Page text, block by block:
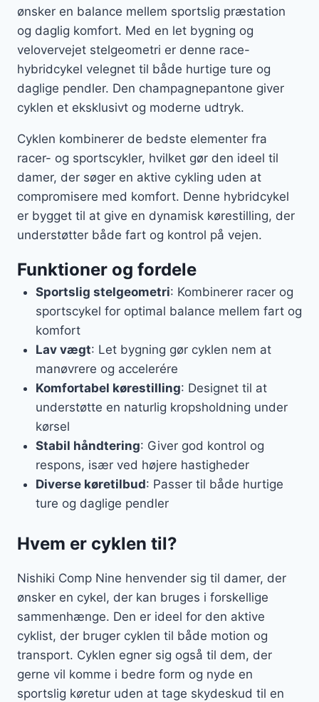
ønsker en balance mellem sportslig præstation
og daglig komfort. Med en let bygning og
velovervejet stelgeometri er denne race-
hybridcykel velegnet til både hurtige ture og
daglige pendler. Den champagnepantone giver
cyklen et eksklusivt og moderne udtryk.
Cyklen kombinerer de bedste elementer fra
racer- og sportscykler, hvilket gør den ideel til
damer, der søger en aktive cykling uden at
compromisere med komfort. Denne hybridcykel
er bygget til at give en dynamisk kørestilling, der
understøtter både fart og kontrol på vejen.
Funktioner og fordele
Sportslig stelgeometri: Kombinerer racer og
sportscykel for optimal balance mellem fart og
komfort
Lav vægt: Let bygning gør cyklen nem at
manøvrere og accelerére
Komfortabel kørestilling: Designet til at
understøtte en naturlig kropsholdning under
kørsel
Stabil håndtering: Giver god kontrol og
respons, især ved højere hastigheder
Diverse køretilbud: Passer til både hurtige
ture og daglige pendler
Hvem er cyklen til?
Nishiki Comp Nine henvender sig til damer, der
ønsker en cykel, der kan bruges i forskellige
sammenhænge. Den er ideel for den aktive
cyklist, der bruger cyklen til både motion og
transport. Cyklen egner sig også til dem, der
gerne vil komme i bedre form og nyde en
sportslig køretur uden at tage skydeskud til en